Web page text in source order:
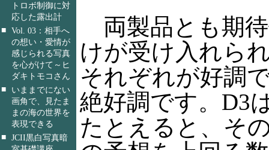
トロボ制御に対
応した露出計
■ Vol. 03：相手へ
の想い・愛情が
感じられる写真
を心がけて～ヒ
ダキトモコさん
■
いままでにない
画角で、見たま
まの海の世界を
表現できる
■ JCII黒白写真暗
両製品とも期
けが受け入れら
それぞれが好調
絶好調です。D3
たとえると、そ